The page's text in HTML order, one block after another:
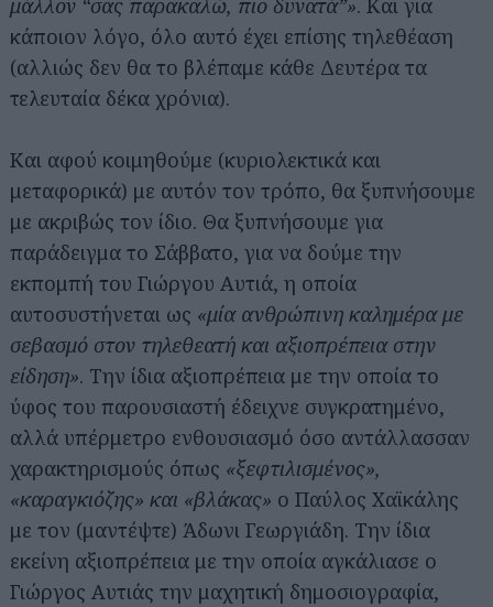
κάποιον λόγο, όλο αυτό έχει επίσης τηλεθέαση
(αλλιώς δεν θα το βλέπαμε κάθε Δευτέρα τα
τελευταία δέκα χρόνια).
Και αφού κοιμηθούμε (κυριολεκτικά και
μεταφορικά) με αυτόν τον τρόπο, θα ξυπνήσουμε
με ακριβώς τον ίδιο. Θα ξυπνήσουμε για
παράδειγμα το Σάββατο, για να δούμε την
εκπομπή του Γιώργου Αυτιά, η οποία
αυτοσυστήνεται ως «μία ανθρώπινη καλημέρα με
σεβασμό στον τηλεθεατή και αξιοπρέπεια στην
είδηση». Την ίδια αξιοπρέπεια με την οποία το
ύφος του παρουσιαστή έδειχνε συγκρατημένο,
αλλά υπέρμετρο ενθουσιασμό όσο αντάλλασσαν
χαρακτηρισμούς όπως «ξεφτιλισμένος»,
«καραγκιόζης» και «βλάκας» ο Παύλος Χαϊκάλης
με τον (μαντέψτε) Άδωνι Γεωργιάδη. Την ίδια
εκείνη αξιοπρέπεια με την οποία αγκάλιασε ο
Γιώργος Αυτιάς την μαχητική δημοσιογραφία,